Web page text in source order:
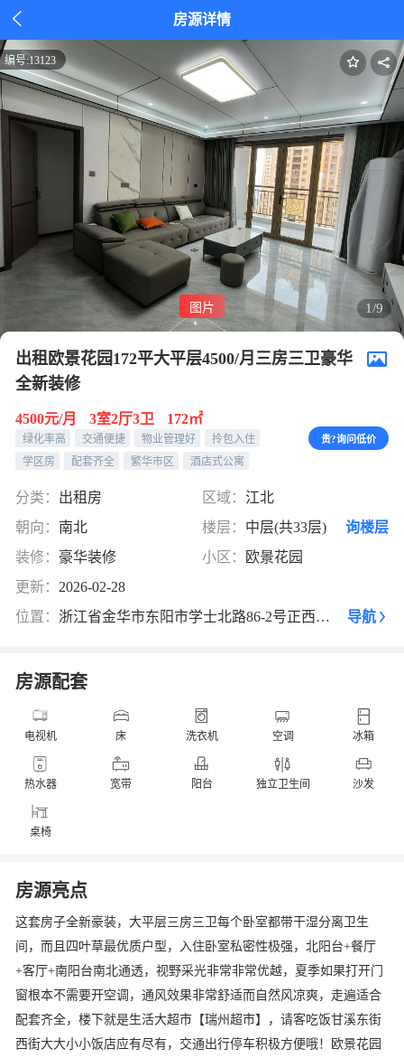
 房源详情
1/9
图片
编号:13123
出租欧景花园172平大平层4500/月三房三卫豪华
全新装修
4500元/月 3室2厅3卫 172㎡
绿化率高 交通便捷 物业管理好
拎包入住
学区房
配套齐全 繁华市区 酒店式公寓
贵?询问低价
分类： 出租房 区域： 江北
朝向： 南北 楼层： 中层(共33层)
询楼层
装修： 豪华装修 小区：
欧景花园
更新： 2026-02-28
位置： 浙江省金华市东阳市学士北路86-2号正西方向106米 导航
房源配套
电视机 床 洗衣机 空调 冰箱
热水器 宽带 阳台 独立卫生间 沙发
桌椅
房源亮点
这套房子全新豪装，大平层三房三卫每个卧室都带干湿分离卫生
间，而且四叶草最优质户型，入住卧室私密性极强，北阳台+餐厅
+客厅+南阳台南北通透，视野采光非常非常优越，夏季如果打开门
窗根本不需要开空调，通风效果非常舒适而自然风凉爽，走遍适合
配套齐全，楼下就是生活大超市【瑞州超市】，请客吃饭甘溪东街
西街大大小小饭店应有尽有，交通出行停车积极方便哦！欧景花园